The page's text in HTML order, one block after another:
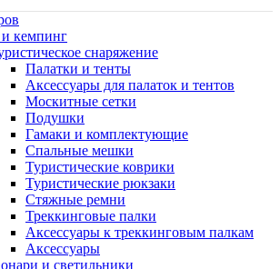
кемпинг
снаряжение
Палатки и тенты
Аксессуары для палаток и тентов
Москитные сетки
Подушки
Гамаки и комплектующие
Спальные мешки
Туристические коврики
Туристические рюкзаки
Стяжные ремни
Треккинговые палки
Аксессуары к треккинговым палкам
Аксессуары
и светильники